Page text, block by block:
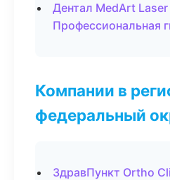
Дентал MedArt
Профессиональная
Компании в
федеральный
ЗдравПункт Ortho